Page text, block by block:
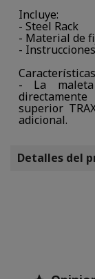
Incluye:
- Steel Rack
- Material de
-
- La
superior
adicional.
Detalles del